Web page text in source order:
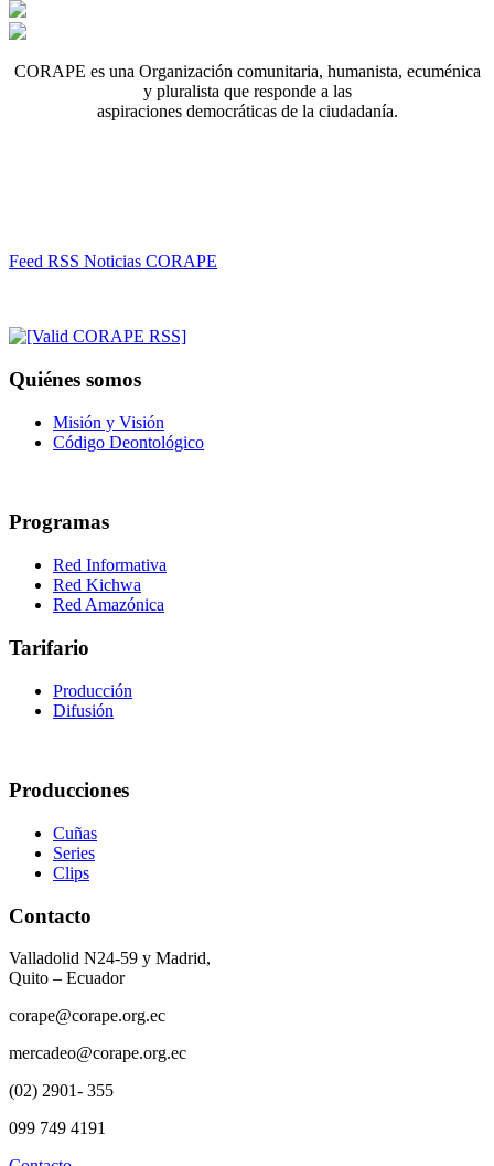
CORAPE es una Organización comunitaria, humanista, ecuménica
y pluralista que responde a las
aspiraciones democráticas de la ciudadanía.
Feed RSS Noticias CORAPE
Quiénes somos
Misión y Visión
Código Deontológico
Programas
Red Informativa
Red Kichwa
Red Amazónica
Tarifario
Producción
Difusión
Producciones
Cuñas
Series
Clips
Contacto
Valladolid N24-59 y Madrid,
Quito – Ecuador
corape@corape.org.ec
mercadeo@corape.org.ec
(02) 2901- 355
099 749 4191